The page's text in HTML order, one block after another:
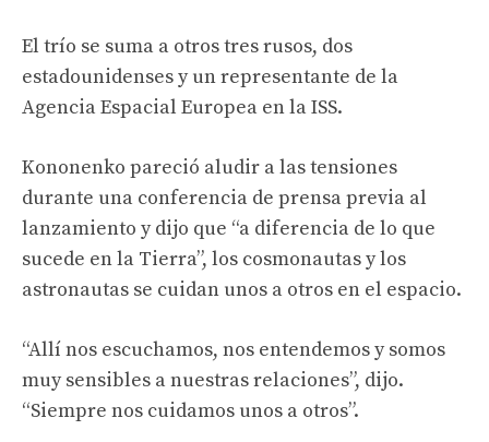
El trío se suma a otros tres rusos, dos
estadounidenses y un representante de la
Agencia Espacial Europea en la ISS.
Kononenko pareció aludir a las tensiones
durante una conferencia de prensa previa al
lanzamiento y dijo que “a diferencia de lo que
sucede en la Tierra”, los cosmonautas y los
astronautas se cuidan unos a otros en el espacio.
“Allí nos escuchamos, nos entendemos y somos
muy sensibles a nuestras relaciones”, dijo.
“Siempre nos cuidamos unos a otros”.